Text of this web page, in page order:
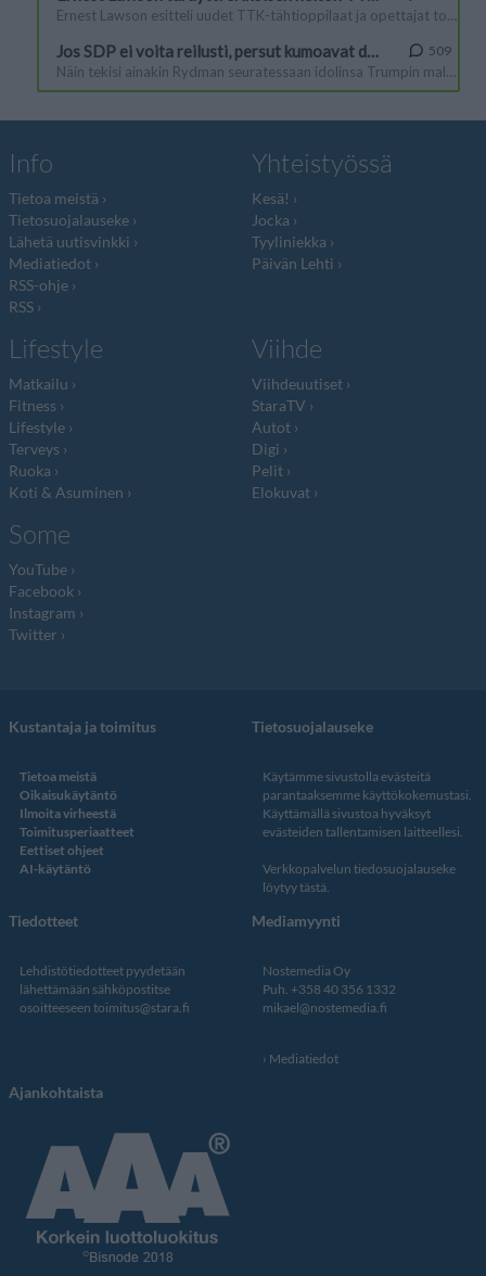
Info
Tietoa meistä
Tietosuojalauseke
Lähetä uutisvinkki
Mediatiedot
RSS-ohje
RSS
Yhteistyössä
Kesä!
Jocka
Tyyliniekka
Päivän Lehti
Lifestyle
Matkailu
Fitness
Lifestyle
Terveys
Ruoka
Koti & Asuminen
Viihde
Viihdeuutiset
StaraTV
Autot
Digi
Pelit
Elokuvat
Some
YouTube
Facebook
Instagram
Twitter
Kustantaja ja toimitus
Tietoa meistä
Oikaisukäytäntö
Ilmoita virheestä
Toimitusperiaatteet
Eettiset ohjeet
AI-käytäntö
Tietosuojalauseke
Käytämme sivustolla evästeitä
parantaaksemme käyttökokemustasi.
Käyttämällä sivustoa hyväksyt
evästeiden tallentamisen laitteellesi.
Verkkopalvelun tiedosuojalauseke
löytyy tästä.
Tiedotteet
Lehdistötiedotteet pyydetään
lähettämään sähköpostitse
osoitteeseen toimitus@stara.fi
Mediamyynti
Nostemedia Oy
Puh. +358 40 356 1332
mikael@nostemedia.fi
Mediatiedot
Ajankohtaista